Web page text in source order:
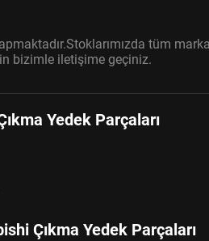
tüm
bizimle iletişime geçiniz.
Yedek Parçaları
Çıkma Yedek Parçaları